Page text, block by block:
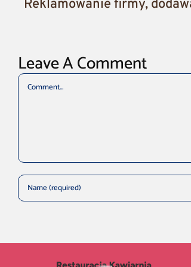
Reklamowanie firmy,
Leave A Comment
Comment